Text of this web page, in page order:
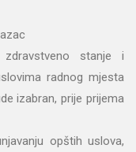
stanje i
radnog mjesta
izabran, prije prijema
opštih uslova,